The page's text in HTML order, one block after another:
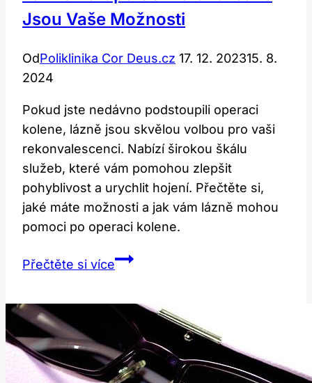
Jsou Vaše Možnosti
OdPoliklinika Cor Deus.cz 17. 12. 202315. 8.
2024
Pokud jste nedávno podstoupili operaci
kolene, lázně jsou skvělou volbou pro vaši
rekonvalescenci. Nabízí širokou škálu
služeb, které vám pomohou zlepšit
pohyblivost a urychlit hojení. Přečtěte si,
jaké máte možnosti a jak vám lázně mohou
pomoci po operaci kolene.
Přečtěte si víceLázně
kolene:
Jaké
jsou
vaše